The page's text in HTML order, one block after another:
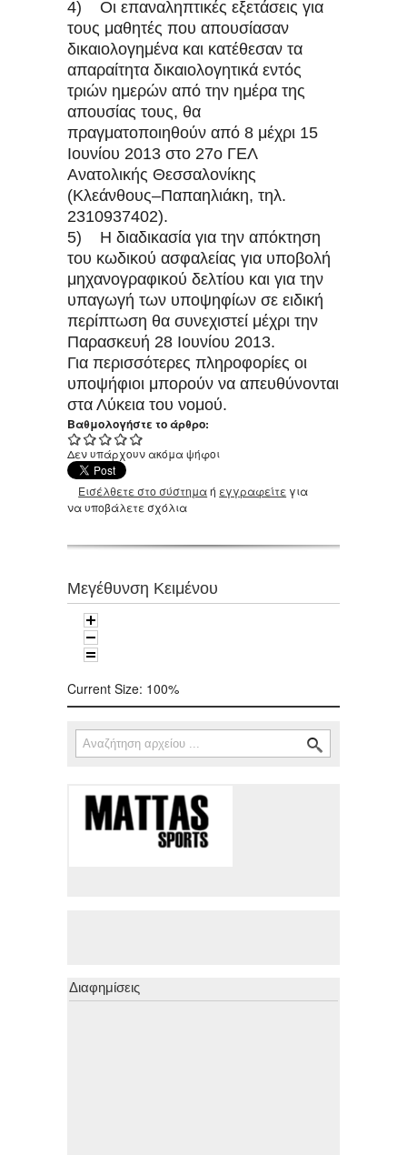
4) Οι επαναληπτικές εξετάσεις για
τους μαθητές που απουσίασαν
δικαιολογημένα και κατέθεσαν τα
απαραίτητα δικαιολογητικά εντός
τριών ημερών από την ημέρα της
απουσίας τους, θα
πραγματοποιηθούν από 8 μέχρι 15
Ιουνίου 2013 στο 27ο ΓΕΛ
Ανατολικής Θεσσαλονίκης
(Κλεάνθους–Παπαηλιάκη, τηλ.
2310937402).
5) Η διαδικασία για την απόκτηση
του κωδικού ασφαλείας για υποβολή
μηχανογραφικού δελτίου και για την
υπαγωγή των υποψηφίων σε ειδική
περίπτωση θα συνεχιστεί μέχρι την
Παρασκευή 28 Ιουνίου 2013.
Για περισσότερες πληροφορίες οι
υποψήφιοι μπορούν να απευθύνονται
στα Λύκεια του νομού.
Βαθμολογήστε το άρθρο:
Δεν υπάρχουν ακόμα ψήφοι
Εισέλθετε στο σύστημαή εγγραφείτε για
να υποβάλετε σχόλια
Μεγέθυνση Κειμένου
Current Size: 100%
Φόρμα αναζήτησης
Αναζήτηση
Διαφημίσεις